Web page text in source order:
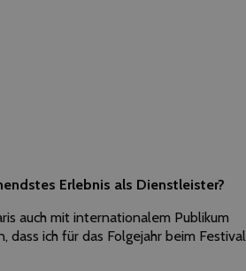
Erlebnis als Dienstleister?
auch mit internationalem Publikum
dass ich für das Folgejahr beim Festival